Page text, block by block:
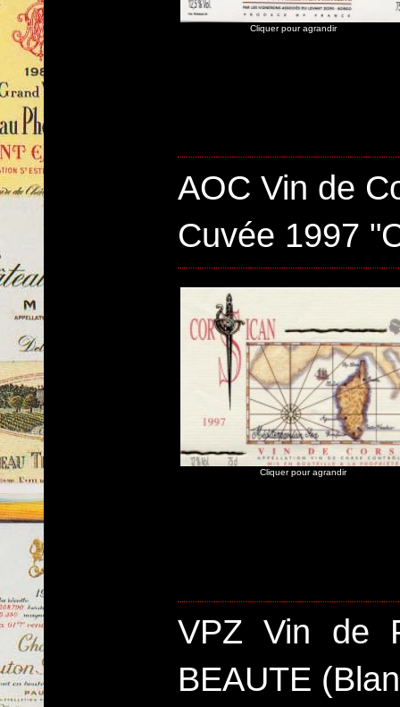
Cliquer pour agrandir
AOC Vin de
Cuvée 1997
Cliquer pour agrandir
VPZ Vin de
BEAUTE